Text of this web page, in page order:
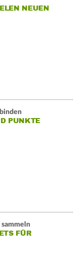
NEUEN
PUNKTE
sammeln
FÜR